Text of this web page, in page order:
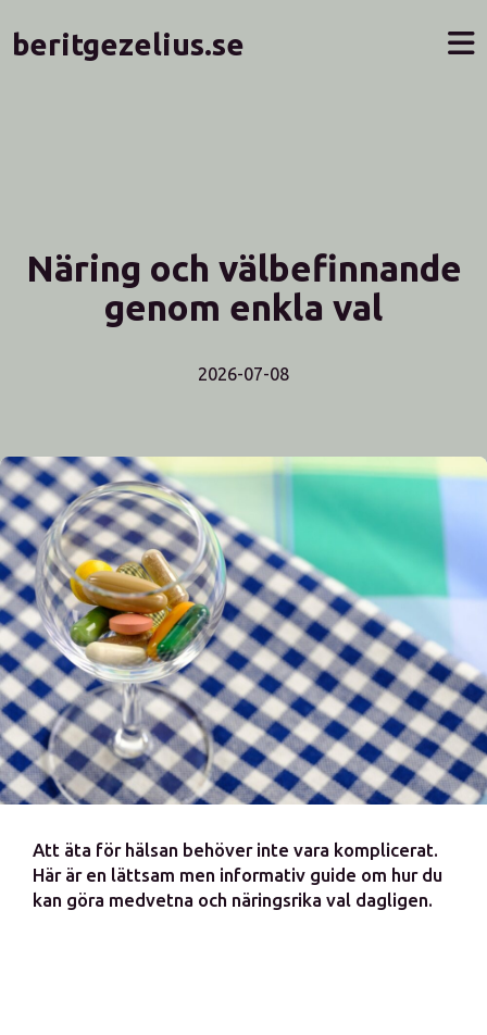
beritgezelius.se
Näring och välbefinnande
genom enkla val
2026-07-08
Att äta för hälsan behöver inte vara komplicerat.
Här är en lättsam men informativ guide om hur du
kan göra medvetna och näringsrika val dagligen.